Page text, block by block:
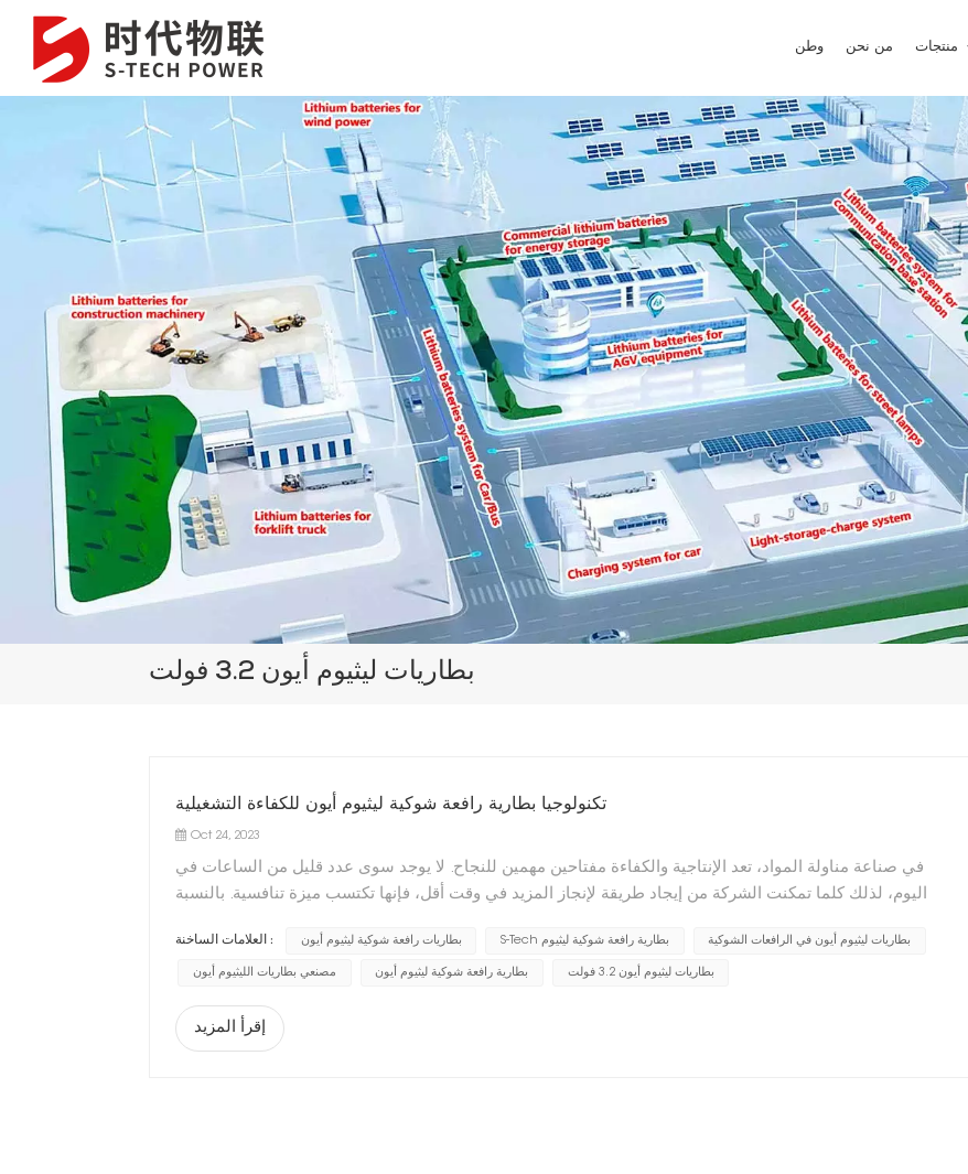
وطن من نحن
بطاريات ليثيوم أيون 3.2 فولت
تكنولوجيا بطارية رافعة شوكية ليثيوم أيون للكفاءة التشغيلية
Oct 24, 2023
في صناعة مناولة المواد، تعد الإنتاجية والكفاءة مفتاحين مهمين للنجاح. لا يوجد سوى عدد قليل من الساعات في
اليوم، لذلك كلما تمكنت الشركة من إيجاد طريقة لإنجاز المزيد في وقت أقل، فإنها تكتسب ميزة تنافسية. بالنسبة
العلامات الساخنة : بطاريات رافعة شوكية ليثيوم أيون S-Tech بطارية رافعة شوكية ليثيوم بطاريات ليثيوم أيون في الرافعات الشوكية
مصنعي بطاريات الليثيوم أيون بطارية رافعة شوكية ليثيوم أيون بطاريات ليثيوم أيون 3.2 فولت
إقرأ المزيد